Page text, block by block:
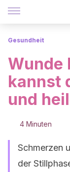
Gesundheit
Wunde
kannst
und
4 Minuten
Schmerzen
der